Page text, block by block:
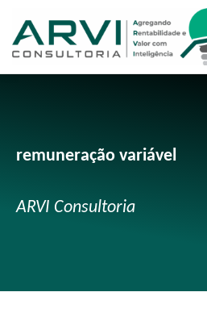
remuneração variável
ARVI Consultoria